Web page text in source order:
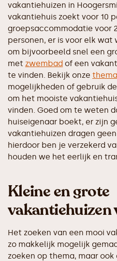
vakantiehuizen in
vakantiehuis zoekt voor 10
groepsaccommodatie voor
personen, er is voor elk wat
om bijvoorbeeld snel een
met zwembad of een
te vinden. Bekijk onze
mogelijkheden of gebruik
om het mooiste
vinden. Goed om te weten
huiseigenaar boekt, er zijn
vakantiehuizen dragen
hierdoor ben je verzekerd
houden we het eerlijk en
Kleine en grote
vakantiehuizen
Het zoeken van een mooi
zo makkelijk mogelijk
zoeken op thema, maar